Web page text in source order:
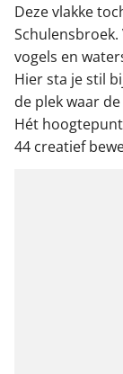
Deze vlakke
vogels en
Hier sta je stil
de plek waar
Hét
44 creatief